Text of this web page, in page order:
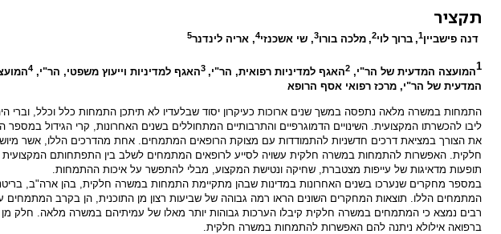
תקציר
דנה פישביין1
, ברוך לוי2
, מלכה בורו3, שי אשכנזי4, אריה לינדנר5
1המועצה המדעית של הר"י,2האגף למדיניות רפואית, הר"י, 3 האגף למדיניות וייעוץ משפטי, הר"י,4
המדעית של הר"י, מרכז רפואי אסף הרופא
התמחות במשרה מלאה נתפסה במשך שנים ארוכות כעיקרון יסוד שבלעדיו לא תיתכן התמחות כלל וכלל, וברי
ליבו להכשרתו המקצועית. השינויים הדמוגרפיים והתרבותיים המתחוללים בשנים האחרונות, קרי הגידול
את הצורך במציאת דרכים חדשניות להתמודדות עם מצוקת הרופאים המתמחים. אחת מהדרכים הללו, אשר
חלקית.האפשרות להתמחות במשרה חלקית עשויה לסייע לרופאים המתמחים לשלב בין התפתחותם המקצועית
תופעות מדאיגות של עייפות מצטברת, שחיקה ונטישת המקצוע, מבלי להתפשר על איכות ההתמחות.
במספר מחקרים שנערכו בשנים האחרונות במדינות שבהן מתקיימת התמחות במשרה חלקית, בהן ארה"ב,
המתמחים הללו. תוצאות המחקרים השונים הראו רמה גבוהה של שביעות רצון מן התוכנית, הן בקרב
רבים נמצא כי המתמחים במשרה חלקית קיבלו הערכות גבוהות יותר מאלו של עמיתיהם במשרה מלאה. חלק מן
ברפואה אילולא ניתנה להם האפשרות להתמחות במשרה חלקית.